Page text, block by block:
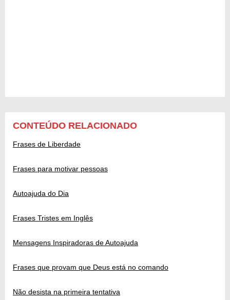
CONTEÚDO RELACIONADO
Frases de Liberdade
Frases para motivar pessoas
Autoajuda do Dia
Frases Tristes em Inglês
Mensagens Inspiradoras de Autoajuda
Frases que provam que Deus está no comando
Não desista na primeira tentativa